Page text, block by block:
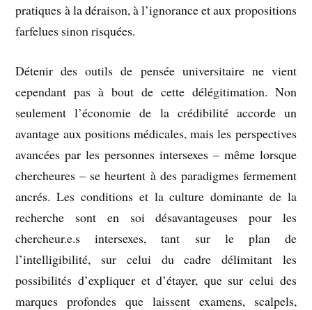
pratiques à la déraison, à l’ignorance et aux propositions
farfelues sinon risquées.
Détenir des outils de pensée universitaire ne vient
cependant pas à bout de cette délégitimation. Non
seulement l’économie de la crédibilité accorde un
avantage aux positions médicales, mais les perspectives
avancées par les personnes intersexes – même lorsque
chercheures – se heurtent à des paradigmes fermement
ancrés. Les conditions et la culture dominante de la
recherche sont en soi désavantageuses pour les
chercheur.e.s intersexes, tant sur le plan de
l’intelligibilité, sur celui du cadre délimitant les
possibilités d’expliquer et d’étayer, que sur celui des
marques profondes que laissent examens, scalpels,